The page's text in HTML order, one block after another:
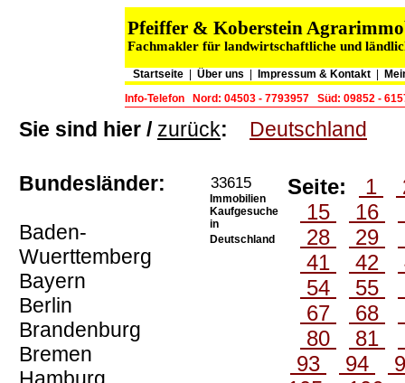
Pfeiffer & Koberstein
Fachmakler für landwirtschaftliche und
Startseite Über uns Impressum & Kontakt
Info-Telefon
Nord: 04503 - 7793957 Süd: 09852 -
Sie sind hier / zurück: Deutschland
Bundesländer:
Baden-
Wuerttemberg
Bayern
Berlin
Brandenburg
Bremen
33615
Immobilien
Kaufgesuche
in
Deutschland
Seite: 1
15
16
28
29
41
42
54
55
67
68
80
81
93
94